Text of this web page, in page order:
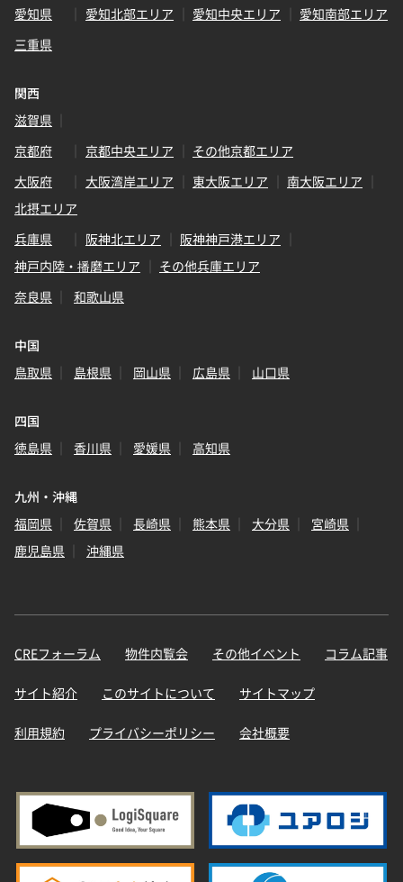
愛知県
愛知北部エリア 愛知中央エリア
愛知南部エリア
三重県
関西
滋賀県
京都府
京都中央エリア
その他京都エリア
大阪府
大阪湾岸エリア 東大阪エリア
南大阪エリア
北摂エリア
兵庫県
阪神北エリア
阪神神戸港エリア
神戸内陸・播磨エリア
その他兵庫エリア
奈良県
和歌山県
中国
鳥取県
島根県 岡山県 広島県 山口県
四国
徳島県
香川県 愛媛県 高知県
九州・沖縄
福岡県
佐賀県 長崎県 熊本県 大分県
宮崎県
鹿児島県
沖縄県
CREフォーラム 物件内覧会 その他イベント コラム記事
サイト紹介 このサイトについて サイトマップ
利用規約 プライバシーポリシー 会社概要